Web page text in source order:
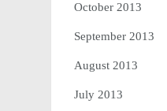
October 2013
September 2013
August 2013
July 2013